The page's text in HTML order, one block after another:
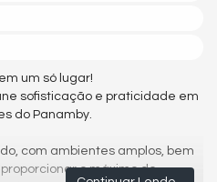
um só lugar!
sofisticação e praticidade em
do Panamby.
com ambientes amplos, bem
o máximo de